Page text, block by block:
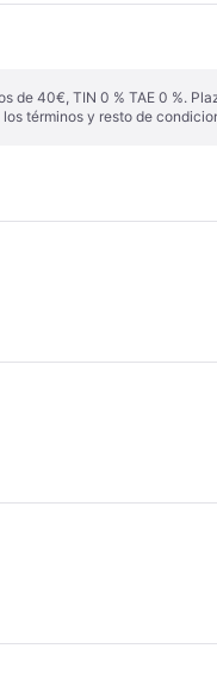
40€, TIN 0 % TAE 0 %.
términos y resto de